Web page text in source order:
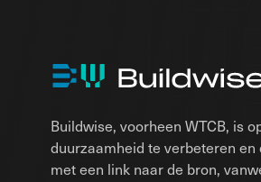
Buildwise, voorheen WTCB, is
duurzaamheid te verbeteren
met een link naar de bron,